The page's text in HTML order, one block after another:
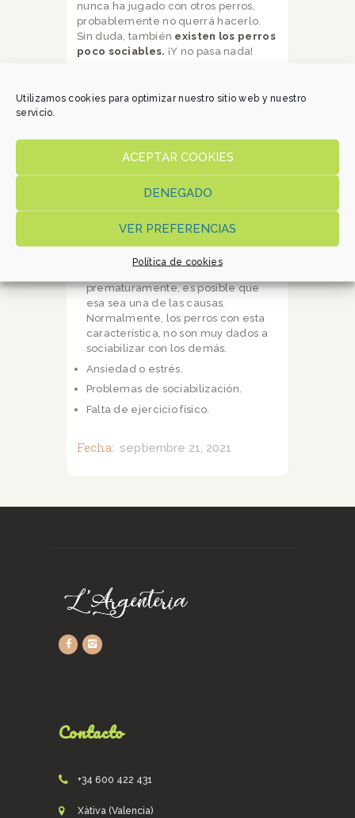
Utilizamos cookies para optimizar nuestro sitio web y nuestro
servicio.
ACEPTAR COOKIES
DENEGADO
VER PREFERENCIAS
Política de cookies
nunca ha jugado con otros perros,
probablemente no querrá hacerlo.
Sin duda, también existen los perros
poco sociables. ¡Y no pasa nada!
jugaba con otros perros, es
importante que le prestes
posibles!
Las causas orgánicas son en las que
primero deberás fijarte. Puedes
consultar a un veterinario para ello.
virus, etc. Cuando un perro está
prematuramente, es posible que
esa sea una de las causas.
Normalmente, los perros con esta
característica, no son muy dados a
sociabilizar con los demás.
Ansiedad o estrés.
Problemas de sociabilización.
Falta de ejercicio físico.
Fecha: septiembre 21, 2021
Contacto
+34 600 422 431
Xàtiva (Valencia)